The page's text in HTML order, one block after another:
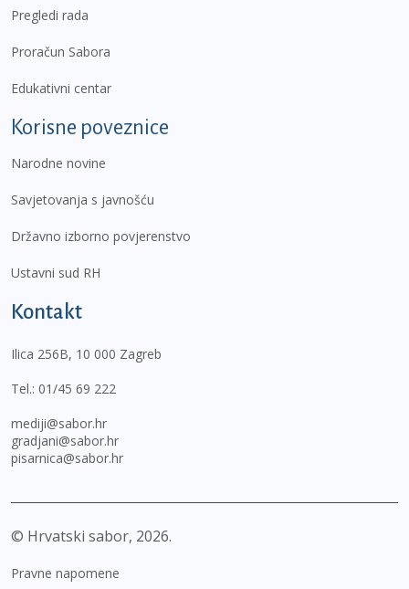
Pregledi rada
Proračun Sabora
Edukativni centar
Korisne poveznice
Narodne novine
Savjetovanja s javnošću
Državno izborno povjerenstvo
Ustavni sud RH
Kontakt
Ilica 256B, 10 000 Zagreb
Tel.: 01/45 69 222
mediji@sabor.hr
gradjani@sabor.hr
pisarnica@sabor.hr
© Hrvatski sabor, 2026
Pravne napomene